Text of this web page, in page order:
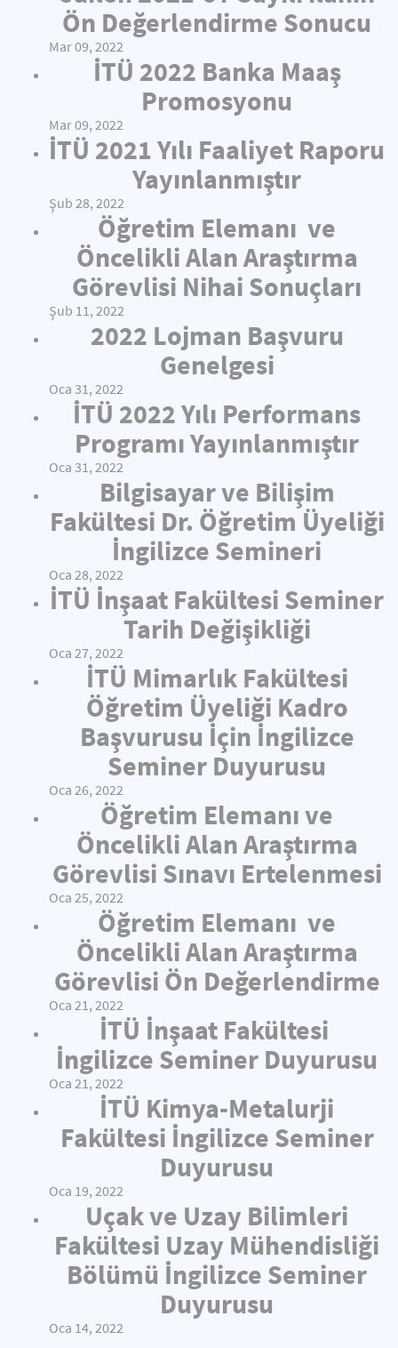
Ön Değerlendirme Sonucu
Mar 09, 2022
İTÜ 2022 Banka Maaş
Promosyonu
Mar 09, 2022
İTÜ 2021 Yılı Faaliyet Raporu
Yayınlanmıştır
Şub 28, 2022
Öğretim Elemanı ve
Öncelikli Alan Araştırma
Görevlisi Nihai Sonuçları
Şub 11, 2022
2022 Lojman Başvuru
Genelgesi
Oca 31, 2022
İTÜ 2022 Yılı Performans
Programı Yayınlanmıştır
Oca 31, 2022
Bilgisayar ve Bilişim
Fakültesi Dr. Öğretim Üyeliği
İngilizce Semineri
Oca 28, 2022
İTÜ İnşaat Fakültesi Seminer
Tarih Değişikliği
Oca 27, 2022
İTÜ Mimarlık Fakültesi
Öğretim Üyeliği Kadro
Başvurusu İçin İngilizce
Seminer Duyurusu
Oca 26, 2022
Öğretim Elemanı ve
Öncelikli Alan Araştırma
Görevlisi Sınavı Ertelenmesi
Oca 25, 2022
Öğretim Elemanı ve
Öncelikli Alan Araştırma
Görevlisi Ön Değerlendirme
Oca 21, 2022
İTÜ İnşaat Fakültesi
İngilizce Seminer Duyurusu
Oca 21, 2022
İTÜ Kimya-Metalurji
Fakültesi İngilizce Seminer
Duyurusu
Oca 19, 2022
Uçak ve Uzay Bilimleri
Fakültesi Uzay Mühendisliği
Bölümü İngilizce Seminer
Duyurusu
Oca 14, 2022